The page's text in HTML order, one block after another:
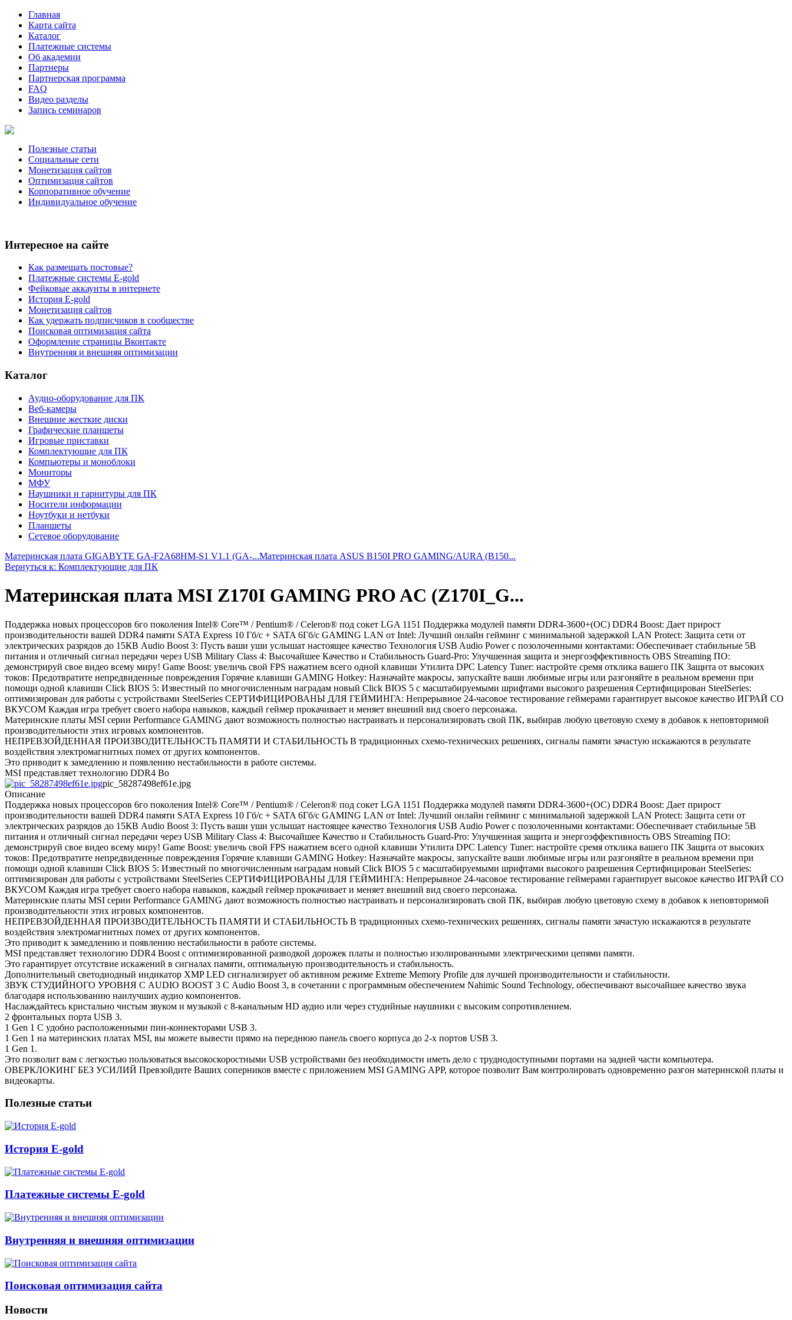
Главная
Карта сайта
Каталог
Платежные системы
Об академии
Партнеры
Партнерская программа
FAQ
Видео разделы
Запись семинаров
Полезные статьи
Социальные сети
Монетизация сайтов
Оптимизация сайтов
Корпоративное обучение
Индивидуальное обучение
Интересное на сайте
Как размещать постовые?
Платежные системы E-gold
Фейковые аккаунты в интернете
История E-gold
Монетизация сайтов
Как удержать подписчиков в сообществе
Поисковая оптимизация сайта
Оформление страницы Вконтакте
Внутренняя и внешняя оптимизации
Каталог
Аудио-оборудование для ПК
Веб-камеры
Внешние жесткие диски
Графические планшеты
Игровые приставки
Комплектующие для ПК
Компьютеры и моноблоки
Мониторы
МФУ
Наушники и гарнитуры для ПК
Носители информации
Ноутбуки и нетбуки
Планшеты
Сетевое оборудование
Материнская плата GIGABYTE GA-F2A68HM-S1 V1.1 (GA-...Материнская плата ASUS B150I PRO GAMING/AURA (B150...
Вернуться к: Комплектующие для ПК
Материнская плата MSI Z170I GAMING PRO AC (Z170I_G...
Поддержка новых процессоров 6го поколения Intel® Core™ / Pentium® / Celeron® под сокет LGA 1151 Поддержка модулей памяти DDR4-3600+(OC) DDR4 Boost: Дает прирост
производительности вашей DDR4 памяти SATA Express 10 Гб/с + SATA 6Гб/с GAMING LAN от Intel: Лучший онлайн гейминг с минимальной задержкой LAN Protect: Защита сети от
электрических разрядов до 15КВ Audio Boost 3: Пусть ваши уши услышат настоящее качество Технология USB Audio Power с позолоченными контактами: Обеспечивает стабильные 5В
питания и отличный сигнал передачи через USB Military Class 4: Высочайшее Качество и Стабильность Guard-Pro: Улучшенная защита и энергоэффективность OBS Streaming ПО:
демонстрируй свое видео всему миру! Game Boost: увеличь свой FPS нажатием всего одной клавиши Утилита DPC Latency Tuner: настройте сремя отклика вашего ПК Защита от высоких
токов: Предотвратите непредвиденные повреждения Горячие клавиши GAMING Hotkey: Назначайте макросы, запускайте ваши любимые игры или разгоняйте в реальном времени при
помощи одной клавиши Click BIOS 5: Известный по многочисленным наградам новый Click BIOS 5 с масштабируемыми шрифтами высокого разрешения Сертифицирован SteelSeries:
оптимизирован для работы с устройствами SteelSeries СЕРТИФИЦИРОВАНЫ ДЛЯ ГЕЙМИНГА: Непрерывное 24-часовое тестирование геймерами гарантирует высокое качество ИГРАЙ СО
ВКУСОМ Каждая игра требует своего набора навыков, каждый геймер прокачивает и меняет внешний вид своего персонажа.
Материнские платы MSI серии Performance GAMING дают возможность полностью настраивать и персонализировать свой ПК, выбирав любую цветовую схему в добавок к неповторимой
производительности этих игровых компонентов.
НЕПРЕВЗОЙДЕННАЯ ПРОИЗВОДИТЕЛЬНОСТЬ ПАМЯТИ И СТАБИЛЬНОСТЬ В традиционных схемо-технических решениях, сигналы памяти зачастую искажаются в результате
воздействия электромагнитных помех от других компонентов.
Это приводит к замедлению и появлению нестабильности в работе системы.
MSI представляет технологию DDR4 Bo
pic_58287498ef61e.jpg
Описание
Поддержка новых процессоров 6го поколения Intel® Core™ / Pentium® / Celeron® под сокет LGA 1151 Поддержка модулей памяти DDR4-3600+(OC) DDR4 Boost: Дает прирост
производительности вашей DDR4 памяти SATA Express 10 Гб/с + SATA 6Гб/с GAMING LAN от Intel: Лучший онлайн гейминг с минимальной задержкой LAN Protect: Защита сети от
электрических разрядов до 15КВ Audio Boost 3: Пусть ваши уши услышат настоящее качество Технология USB Audio Power с позолоченными контактами: Обеспечивает стабильные 5В
питания и отличный сигнал передачи через USB Military Class 4: Высочайшее Качество и Стабильность Guard-Pro: Улучшенная защита и энергоэффективность OBS Streaming ПО:
демонстрируй свое видео всему миру! Game Boost: увеличь свой FPS нажатием всего одной клавиши Утилита DPC Latency Tuner: настройте сремя отклика вашего ПК Защита от высоких
токов: Предотвратите непредвиденные повреждения Горячие клавиши GAMING Hotkey: Назначайте макросы, запускайте ваши любимые игры или разгоняйте в реальном времени при
помощи одной клавиши Click BIOS 5: Известный по многочисленным наградам новый Click BIOS 5 с масштабируемыми шрифтами высокого разрешения Сертифицирован SteelSeries:
оптимизирован для работы с устройствами SteelSeries СЕРТИФИЦИРОВАНЫ ДЛЯ ГЕЙМИНГА: Непрерывное 24-часовое тестирование геймерами гарантирует высокое качество ИГРАЙ СО
ВКУСОМ Каждая игра требует своего набора навыков, каждый геймер прокачивает и меняет внешний вид своего персонажа.
Материнские платы MSI серии Performance GAMING дают возможность полностью настраивать и персонализировать свой ПК, выбирав любую цветовую схему в добавок к неповторимой
производительности этих игровых компонентов.
НЕПРЕВЗОЙДЕННАЯ ПРОИЗВОДИТЕЛЬНОСТЬ ПАМЯТИ И СТАБИЛЬНОСТЬ В традиционных схемо-технических решениях, сигналы памяти зачастую искажаются в результате
воздействия электромагнитных помех от других компонентов.
Это приводит к замедлению и появлению нестабильности в работе системы.
MSI представляет технологию DDR4 Boost с оптимизированной разводкой дорожек платы и полностью изолированными электрическими цепями памяти.
Это гарантирует отсутствие искажений в сигналах памяти, оптимальную производительность и стабильность.
Дополнительный светодиодный индикатор XMP LED сигнализирует об активном режиме Extreme Memory Profile для лучшей производительности и стабильности.
ЗВУК СТУДИЙНОГО УРОВНЯ С AUDIO BOOST 3 С Audio Boost 3, в сочетании с программным обеспечением Nahimic Sound Technology, обеспечивают высочайшее качество звука
благодаря использованию наилучших аудио компонентов.
Наслаждайтесь кристально чистым звуком и музыкой с 8-канальным HD аудио или через студийные наушники с высоким сопротивлением.
2 фронтальных порта USB 3.
1 Gen 1 С удобно расположенными пин-коннекторами USB 3.
1 Gen 1 на материнских платах MSI, вы можете вывести прямо на переднюю панель своего корпуса до 2-х портов USB 3.
1 Gen 1.
Это позволит вам с легкостью пользоваться высокоскоростными USB устройствами без необходимости иметь дело с труднодоступными портами на задней части компьютера.
ОВЕРКЛОКИНГ БЕЗ УСИЛИЙ Превзойдите Ваших соперников вместе с приложением MSI GAMING APP, которое позволит Вам контролировать одновременно разгон материнской платы и
видеокарты.
Полезные статьи
История E-gold
Платежные системы E-gold
Внутренняя и внешняя оптимизации
Поисковая оптимизация сайта
Новости